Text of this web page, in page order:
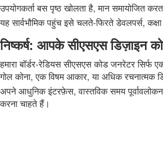
उपयोगकर्ता बस पृष्ठ खोलता है, मान समायोजित
यह सार्वभौमिक पहुंच इसे चलते-फिरते डेवलपर्स,
निष्कर्ष: आपके सीएसएस
हमारा बॉर्डर-रेडियस सीएसएस कोड जनरेटर
गोल कोना, एक विषम आकार, या अधिक रचनात्मक
अपने आधुनिक इंटरफ़ेस, वास्तविक समय
करना चाहते हैं।